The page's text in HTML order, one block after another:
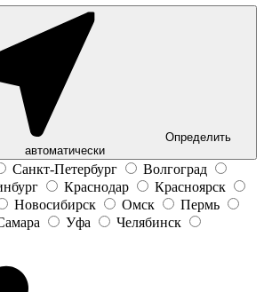
Определить
автоматически
Санкт-Петербург
Волгоград
Краснодар
Красноярск
Новосибирск Омск
Пермь
Уфа Челябинск